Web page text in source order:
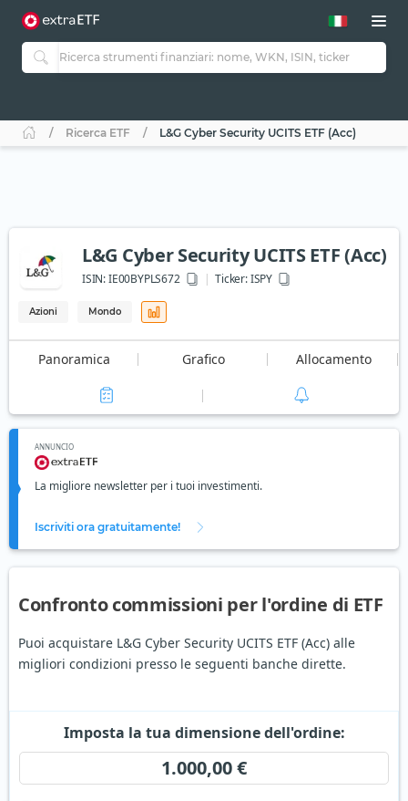
Ricerca ETF L&G Cyber Security UCITS ETF (Acc)
L&G Cyber Security UCITS ETF (Acc)
ISIN:IE00BYPLS672 Ticker:ISPY
Azioni Mondo
Panoramica Grafico Allocamento
ANNUNCIO
La migliore newsletter per i tuoi investimenti.
Iscriviti ora gratuitamente!
Confronto commissioni per l'ordine di ETF
Puoi acquistare L&G Cyber Security UCITS ETF (Acc) alle
migliori condizioni presso le seguenti banche dirette.
Imposta la tua dimensione dell'ordine:
1.000,00 €